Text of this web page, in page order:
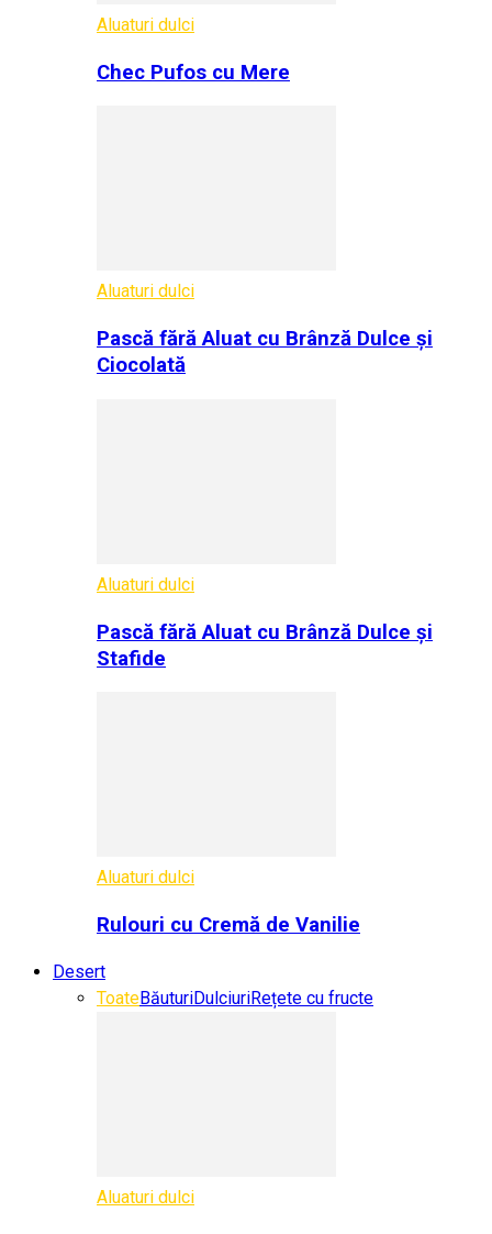
Aluaturi dulci
Chec Pufos cu Mere
Aluaturi dulci
Pască fără Aluat cu Brânză Dulce și
Ciocolată
Aluaturi dulci
Pască fără Aluat cu Brânză Dulce și
Stafide
Aluaturi dulci
Rulouri cu Cremă de Vanilie
Desert
ToateBăuturiDulciuriRețete cu fructe
Aluaturi dulci